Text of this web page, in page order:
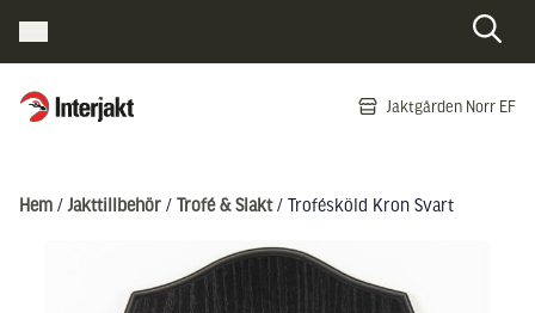
Interjakt SE Jaktgården Norr EF
Hem / Jakttillbehör / Trofé & Slakt/ Trofésköld Kron Svart